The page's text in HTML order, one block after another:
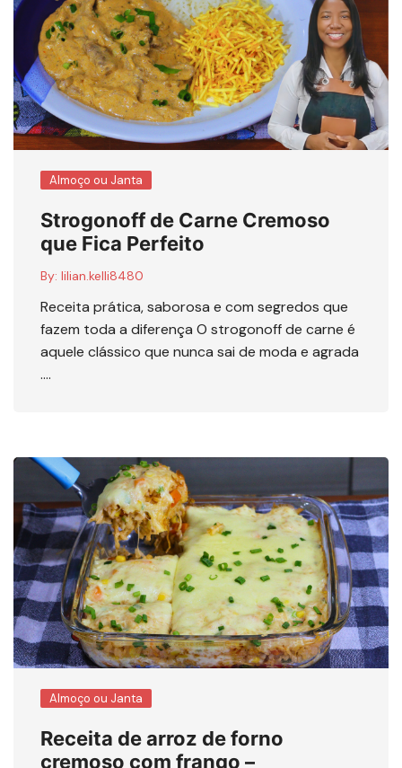
Almoço ou Janta
Strogonoff de Carne Cremoso
que Fica Perfeito
By: lilian.kelli8480
Receita prática, saborosa e com segredos que
fazem toda a diferença O strogonoff de carne é
aquele clássico que nunca sai de moda e agrada
….
Almoço ou Janta
Receita de arroz de forno
cremoso com frango –